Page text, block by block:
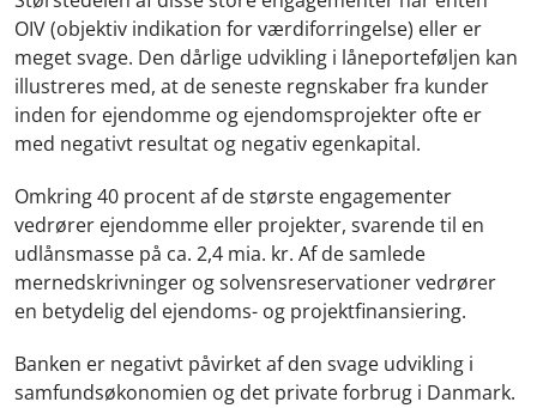
OIV (objektiv indikation for værdiforringelse) eller er
meget svage. Den dårlige udvikling i låneporteføljen kan
illustreres med, at de seneste regnskaber fra kunder
inden for ejendomme og ejendomsprojekter ofte er
med negativt resultat og negativ egenkapital.
Omkring 40 procent af de største engagementer
vedrører ejendomme eller projekter, svarende til en
udlånsmasse på ca. 2,4 mia. kr. Af de samlede
mernedskrivninger og solvensreservationer vedrører
en betydelig del ejendoms- og projektfinansiering.
Banken er negativt påvirket af den svage udvikling i
samfundsøkonomien og det private forbrug i Danmark.